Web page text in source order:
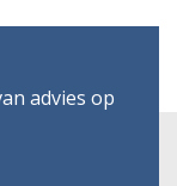
advies op